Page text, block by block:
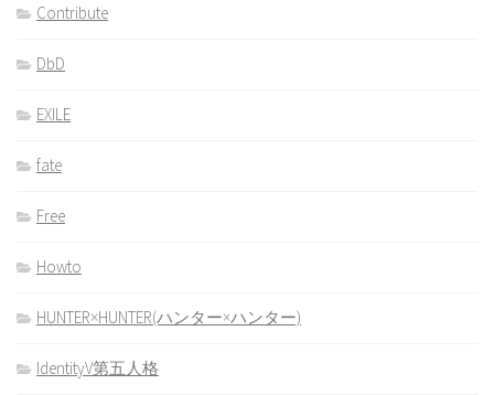
Contribute
DbD
EXILE
fate
Free
Howto
HUNTER×HUNTER(ハンター×ハンター)
IdentityV第五人格